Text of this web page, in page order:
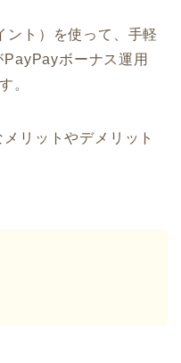
ト）を使って、手軽
ボーナス運用
。
リットやデメリット